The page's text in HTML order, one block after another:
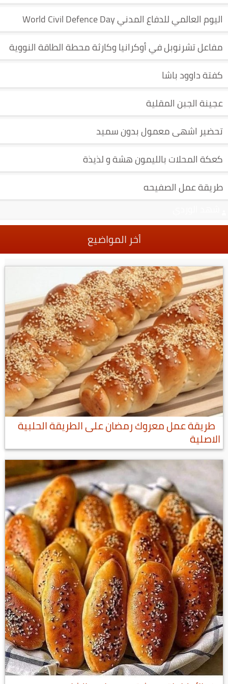
اليوم العالمي للدفاع المدني World Civil Defence Day
مفاعل تشرنوبل في أوكرانيا وكارثة محطة الطاقة النووية
كفتة داوود باشا
عجينة الجبن المقلية
تحضير اشهى معمول بدون سميد
كعكة المحلات بالليمون هشة و لذيذة
طريقة عمل الصفيحه
أخر المواضيع
طريقة عمل معروك رمضان على الطريقة الحلبية
الاصلية